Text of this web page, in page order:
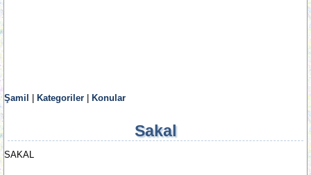
Şamil Kategoriler Konular
Sakal
SAKAL